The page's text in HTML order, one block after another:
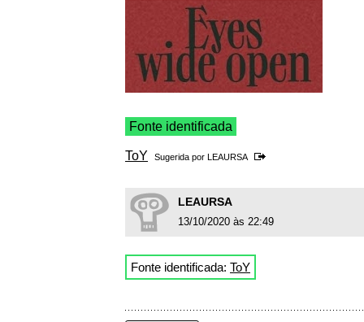
Fonte identificada
ToY Sugerida por LEAURSA
LEAURSA
13/10/2020 às 22:49
Fonte identificada: ToY